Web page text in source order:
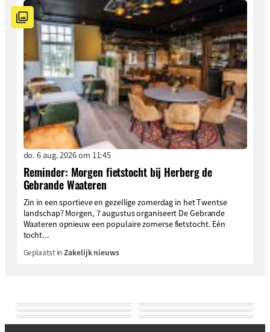
do. 6 aug. 2026 om 11:45
Reminder: Morgen fietstocht bij Herberg de
Gebrande Waateren
Zin in een sportieve en gezellige zomerdag in het Twentse
landschap? Morgen, 7 augustus organiseert De Gebrande
Waateren opnieuw een populaire zomerse fietstocht. Eén
tocht...
Geplaatst inZakelijk nieuws